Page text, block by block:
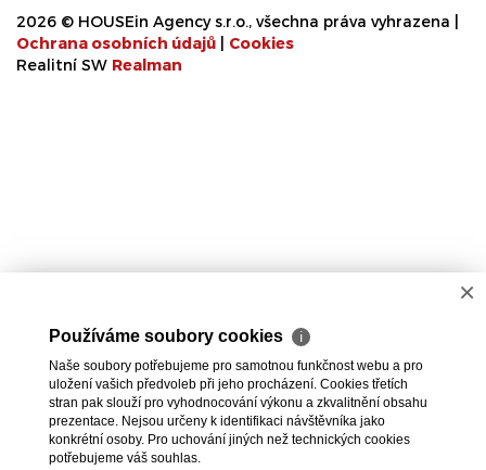
2026 © HOUSEin Agency s.r.o., všechna práva vyhrazena |
Ochrana osobních údajů
Cookies
Realitní SW Realman
×
Používáme soubory cookies ℹ
Naše soubory potřebujeme pro samotnou funkčnost webu a pro
uložení vašich předvoleb při jeho procházení. Cookies třetích
stran pak slouží pro vyhodnocování výkonu a zkvalitnění obsahu
prezentace. Nejsou určeny k identifikaci návštěvníka jako
konkrétní osoby. Pro uchování jiných než technických cookies
potřebujeme váš souhlas.